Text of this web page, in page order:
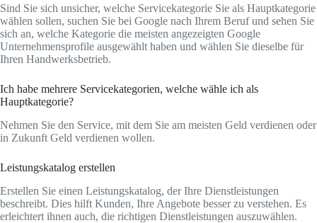
Sind Sie sich unsicher, welche Servicekategorie Sie als Hauptkategorie
wählen sollen, suchen Sie bei Google nach Ihrem Beruf und sehen Sie
sich an, welche Kategorie die meisten angezeigten Google
Unternehmensprofile ausgewählt haben und wählen Sie dieselbe für
Ihren Handwerksbetrieb.
Ich habe mehrere Servicekategorien, welche wähle ich als
Hauptkategorie?
Nehmen Sie den Service, mit dem Sie am meisten Geld verdienen oder
in Zukunft Geld verdienen wollen.
Leistungskatalog erstellen
Erstellen Sie einen Leistungskatalog, der Ihre Dienstleistungen
beschreibt. Dies hilft Kunden, Ihre Angebote besser zu verstehen. Es
erleichtert ihnen auch, die richtigen Dienstleistungen auszuwählen.